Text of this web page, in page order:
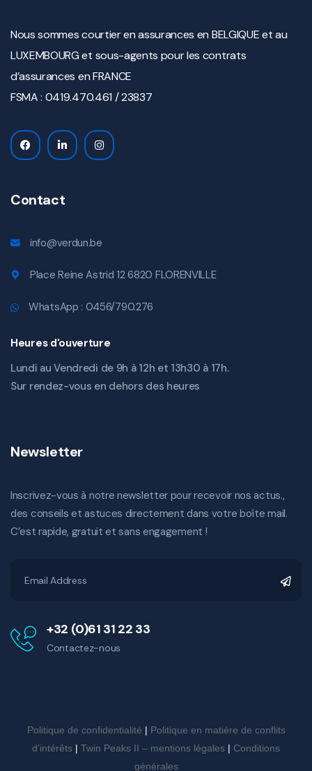
Nous sommes courtier en assurances en BELGIQUE et au
LUXEMBOURG et sous-agents pour les contrats
d’assurances en FRANCE
FSMA : 0419.470.461 / 23837
Contact
info@verdun.be
Place Reine Astrid 12 6820 FLORENVILLE
WhatsApp : 0456/790.276
Heures d'ouverture
Lundi au Vendredi de 9h à 12h et 13h30 à 17h.
Sur rendez-vous en dehors des heures
Newsletter
Inscrivez-vous à notre newsletter pour recevoir nos actus.,
des conseils et astuces directement dans votre boîte mail.
C’est rapide, gratuit et sans engagement !
+32 (0)61 31 22 33
Contactez-nous
Politique de confidentialité | Politique en matière de conflits
d’intérêts | Twin Peaks II – mentions légales | Conditions
générales